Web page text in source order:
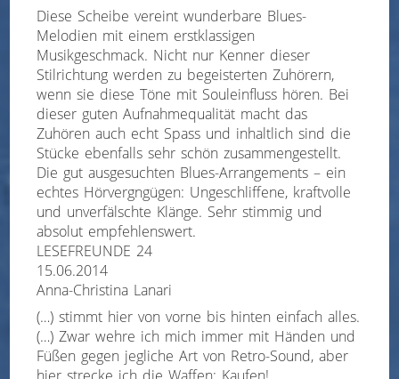
Diese Scheibe vereint wunderbare Blues-
Melodien mit einem erstklassigen
Musikgeschmack. Nicht nur Kenner dieser
Stilrichtung werden zu begeisterten Zuhörern,
wenn sie diese Töne mit Souleinfluss hören. Bei
dieser guten Aufnahmequalität macht das
Zuhören auch echt Spass und inhaltlich sind die
Stücke ebenfalls sehr schön zusammengestellt.
Die gut ausgesuchten Blues-Arrangements – ein
echtes Hörvergngügen: Ungeschliffene, kraftvolle
und unverfälschte Klänge. Sehr stimmig und
absolut empfehlenswert.
LESEFREUNDE 24
15.06.2014
Anna-Christina Lanari
(…) stimmt hier von vorne bis hinten einfach alles.
(…) Zwar wehre ich mich immer mit Händen und
Füßen gegen jegliche Art von Retro-Sound, aber
hier strecke ich die Waffen: Kaufen!